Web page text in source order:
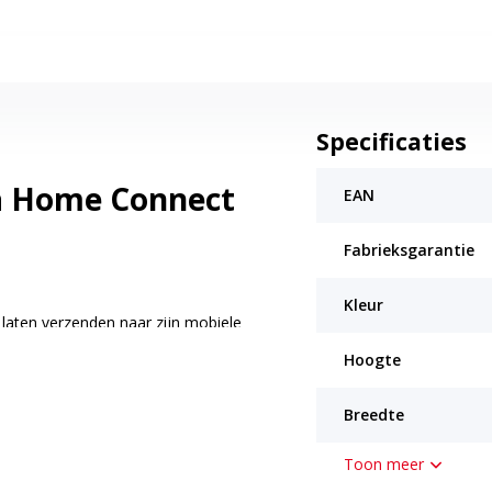
Connect
verzenden naar zijn mobiele
Via de Home Connect app kun
Specificaties
EAN
Fabrieksgarantie
Kleur
Hoogte
Breedte
Toon meer